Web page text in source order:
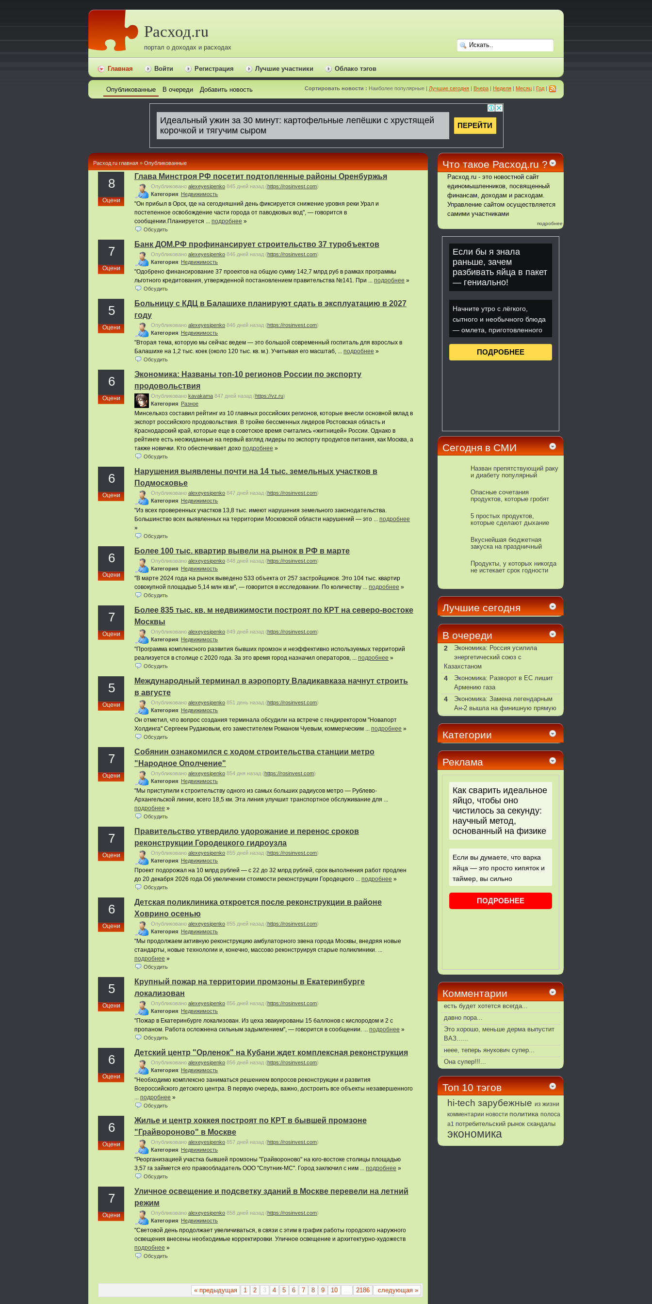
Расход.ru
портал о доходах и расходах
Главная Войти Регистрация Лучшие участники Облако тэгов
Сортировать новости : Наиболее популярные | Лучшие сегодня | Вчера | Неделя | Месяц | Год |
Опубликованные В очереди Добавить новость
Расход.ru главная » Опубликованные
8
Оцени
Глава Минстроя РФ посетит подтопленные районы Оренбуржья
Опубликовано alexeyesipenko 845 дней назад (https://rosinvest.com)
Категория: Недвижимость
"Он прибыл в Орск, где на сегодняшний день фиксируется снижение уровня реки Урал и
постепенное освобождение части города от паводковых вод", — говорится в
сообщении.Планируется ... подробнее »
Обсудить
7
Оцени
Банк ДОМ.РФ профинансирует строительство 37 туробъектов
Опубликовано alexeyesipenko 846 дней назад (https://rosinvest.com)
Категория: Недвижимость
"Одобрено финансирование 37 проектов на общую сумму 142,7 млрд руб в рамках программы
льготного кредитования, утвержденной постановлением правительства №141. При ... подробнее »
Обсудить
5
Оцени
Больницу с КДЦ в Балашихе планируют сдать в эксплуатацию в 2027
году
Опубликовано alexeyesipenko 846 дней назад (https://rosinvest.com)
Категория: Недвижимость
"Вторая тема, которую мы сейчас ведем — это большой современный госпиталь для взрослых в
Балашихе на 1,2 тыс. коек (около 120 тыс. кв. м.). Учитывая его масштаб, ... подробнее »
Обсудить
6
Оцени
Экономика: Названы топ-10 регионов России по экспорту
продовольствия
Опубликовано kavakama 847 дней назад (https://vz.ru)
Категория: Pазное
Минсельхоз составил рейтинг из 10 главных российских регионов, которые внесли основной вклад в
экспорт российского продовольствия. В тройке бессменных лидеров Ростовская область и
Краснодарский край, которые еще в советское время считались «житницей» России. Однако в
рейтинге есть неожиданные на первый взгляд лидеры по экспорту продуктов питания, как Москва, а
также новички. Кто обеспечивает дохо подробнее »
Обсудить
6
Оцени
Нарушения выявлены почти на 14 тыс. земельных участков в
Подмосковье
Опубликовано alexeyesipenko 847 дней назад (https://rosinvest.com)
Категория: Недвижимость
"Из всех проверенных участков 13,8 тыс. имеют нарушения земельного законодательства.
Большинство всех выявленных на территории Московской области нарушений — это ... подробнее
»
Обсудить
6
Оцени
Более 100 тыс. квартир вывели на рынок в РФ в марте
Опубликовано alexeyesipenko 848 дней назад (https://rosinvest.com)
Категория: Недвижимость
"В марте 2024 года на рынок выведено 533 объекта от 257 застройщиков. Это 104 тыс. квартир
совокупной площадью 5,14 млн кв.м", — говорится в исследовании. По количеству ... подробнее »
Обсудить
7
Оцени
Более 835 тыс. кв. м недвижимости построят по КРТ на северо-востоке
Москвы
Опубликовано alexeyesipenko 849 дней назад (https://rosinvest.com)
Категория: Недвижимость
"Программа комплексного развития бывших промзон и неэффективно используемых территорий
реализуется в столице с 2020 года. За это время город назначил операторов, ... подробнее »
Обсудить
5
Оцени
Международный терминал в аэропорту Владикавказа начнут строить
в августе
Опубликовано alexeyesipenko 851 день назад (https://rosinvest.com)
Категория: Недвижимость
Он отметил, что вопрос создания терминала обсудили на встрече с гендиректором "Новапорт
Холдинга" Сергеем Рудаковым, его заместителем Романом Чуевым, коммерческим ... подробнее »
Обсудить
7
Оцени
Собянин ознакомился с ходом строительства станции метро
"Народное Ополчение"
Опубликовано alexeyesipenko 854 дня назад (https://rosinvest.com)
Категория: Недвижимость
"Мы приступили к строительству одного из самых больших радиусов метро — Рублево-
Архангельской линии, всего 18,5 км. Эта линия улучшит транспортное обслуживание для ...
подробнее »
Обсудить
7
Оцени
Правительство утвердило удорожание и перенос сроков
реконструкции Городецкого гидроузла
Опубликовано alexeyesipenko 855 дней назад (https://rosinvest.com)
Категория: Недвижимость
Проект подорожал на 10 млрд рублей — с 22 до 32 млрд рублей, срок выполнения работ продлен
до 20 декабря 2026 года.Об увеличении стоимости реконструкции Городецкого ... подробнее »
Обсудить
6
Оцени
Детская поликлиника откроется после реконструкции в районе
Ховрино осенью
Опубликовано alexeyesipenko 855 дней назад (https://rosinvest.com)
Категория: Недвижимость
"Мы продолжаем активную реконструкцию амбулаторного звена города Москвы, внедряя новые
стандарты, новые технологии и, конечно, массово реконструируя старые поликлиники. ...
подробнее »
Обсудить
5
Оцени
Крупный пожар на территории промзоны в Екатеринбурге
локализован
Опубликовано alexeyesipenko 856 дней назад (https://rosinvest.com)
Категория: Недвижимость
"Пожар в Екатеринбурге локализован. Из цеха эвакуированы 15 баллонов с кислородом и 2 с
пропаном. Работа осложнена сильным задымлением", — говорится в сообщении. ... подробнее »
Обсудить
6
Оцени
Детский центр "Орленок" на Кубани ждет комплексная реконструкция
Опубликовано alexeyesipenko 856 дней назад (https://rosinvest.com)
Категория: Недвижимость
"Необходимо комплексно заниматься решением вопросов реконструкции и развития
Всероссийского детского центра. В первую очередь, важно, достроить все объекты незавершенного
... подробнее »
Обсудить
6
Оцени
Жилье и центр хоккея построят по КРТ в бывшей промзоне
"Грайвороново" в Москве
Опубликовано alexeyesipenko 857 дней назад (https://rosinvest.com)
Категория: Недвижимость
"Реорганизацией участка бывшей промзоны "Грайвороново" на юго-востоке столицы площадью
3,57 га займется его правообладатель ООО "Спутник-МС". Город заключил с ним ... подробнее »
Обсудить
7
Оцени
Уличное освещение и подсветку зданий в Москве перевели на летний
режим
Опубликовано alexeyesipenko 858 дней назад (https://rosinvest.com)
Категория: Недвижимость
"Световой день продолжает увеличиваться, в связи с этим в график работы городского наружного
освещения внесены необходимые корректировки. Уличное освещение и архитектурно-художеств
подробнее »
Обсудить
« предыдущая 1 2 3 4 5 6 7 8 9 10 ... 2186 следующая »
Что такое Расход.ru ?
Расход.ru - это новостной сайт
единомышленников, посвященный
финансам, доходам и расходам.
Управление сайтом осуществляется
самими участниками
подробнее
Сегодня в СМИ
Назван препятствующий раку
и диабету популярный
Опасные сочетания
продуктов, которые гробят
5 простых продуктов,
которые сделают дыхание
Вкуснейшая бюджетная
закуска на праздничный
Продукты, у которых никогда
не истекает срок годности
Лучшие сегодня
В очереди
2
Экономика: Россия усилила
энергетический союз с
Казахстаном
4
Экономика: Разворот в ЕС лишит
Армению газа
4
Экономика: Замена легендарным
Ан-2 вышла на финишную прямую
Категории
Реклама
Комментарии
есть будет хотется всегда...
давно пора...
Это хорошо, меньше дерма выпустит
ВАЗ......
неее, теперь янукович супер...
Она супер!!!...
Топ 10 тэгов
hi-tech зарубежные из жизни
комментарии новости политика полоса
а1 потребительский рынок скандалы
экономика